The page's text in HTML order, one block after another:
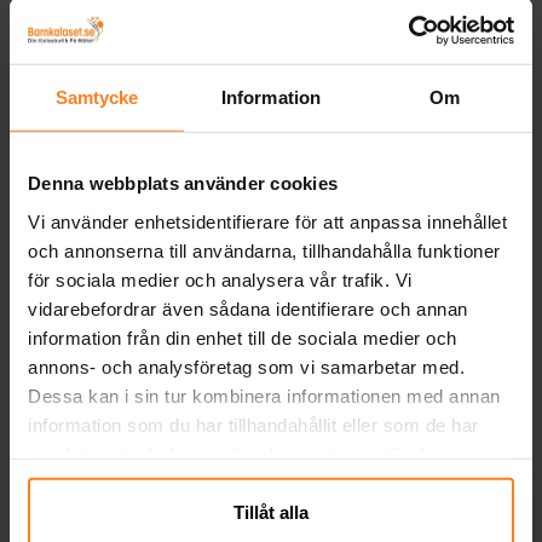
Samtycke Information Om
Denna webbplats använder cookies
Vi använder enhetsidentifierare för att anpassa innehållet
och annonserna till användarna, tillhandahålla funktioner
för sociala medier och analysera vår trafik. Vi
vidarebefordrar även sådana identifierare och annan
information från din enhet till de sociala medier och
annons- och analysföretag som vi samarbetar med.
Dessa kan i sin tur kombinera informationen med annan
information som du har tillhandahållit eller som de har
närsomhelst ändra ditt samtycke.
Tillåt alla
Ballonggirlandsband med hål i som du kan
använda dig av när du ska göra egna
sätt. Bandet är tillverkat av plast och är ca
5 meter långt.
Relaterade produkter